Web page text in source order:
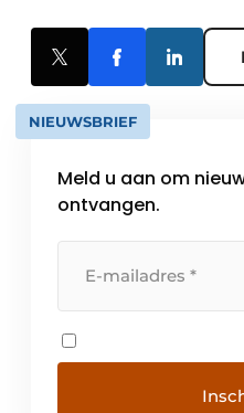
NIEUWSBRIEF
Meld u aan om
ontvangen.